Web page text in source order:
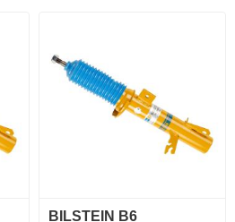
BILSTEIN B6